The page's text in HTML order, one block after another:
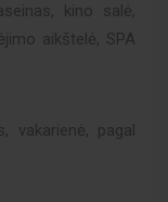
kino salė,
aikštelė, SPA
vakarienė, pagal